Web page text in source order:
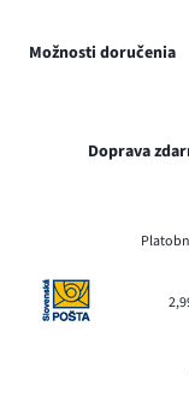
Možnosti doručenia
Doprava